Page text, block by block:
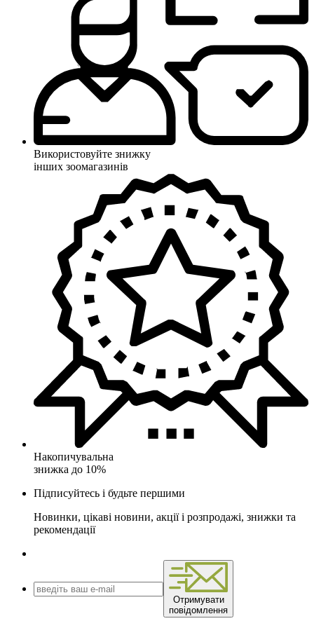
Використовуйте знижку
інших зоомагазинів
Накопичувальна
знижка до 10%
Підписуйтесь і будьте першими
Новинки, цікаві новини, акції і розпродажі, знижки та
рекомендації
Отримувати
повідомлення